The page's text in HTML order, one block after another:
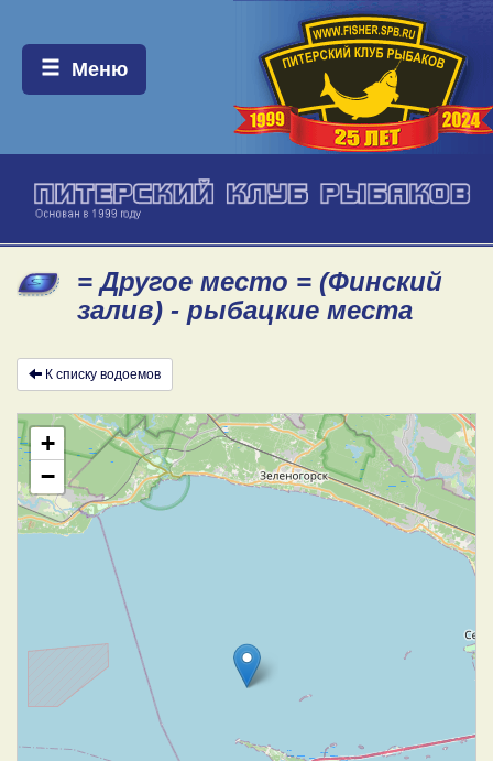
Меню:
Меню
= Другое место = (Финский
залив) - рыбацкие места
К списку водоемов
+
−